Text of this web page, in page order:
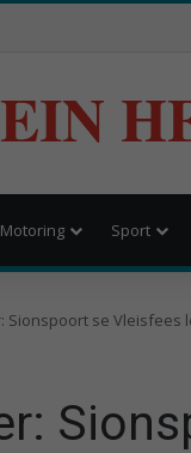
Motoring Sport
Sionspoort se Vleisfees